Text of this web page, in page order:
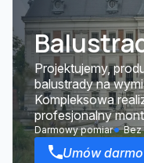
Projektujemy,
balustrady na
Kompleksowa
profesjonalny
Darmowy pomiar Bez
Umów